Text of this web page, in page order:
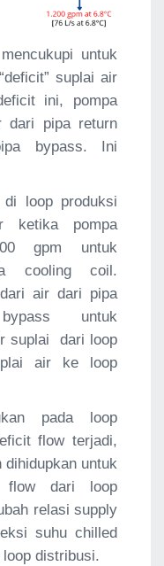
untuk
suplai air
ini, pompa
dari pipa return
bypass. Ini
di loop produksi
ketika pompa
gpm untuk
cooling coil.
air dari pipa
untuk
suplai dari loop
air ke loop
pada loop
flow terjadi,
dihidupkan untuk
flow dari loop
relasi supply
suhu chilled
distribusi.